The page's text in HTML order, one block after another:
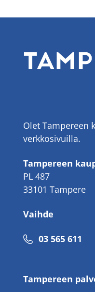
Olet Tampereen
verkkosivuilla.
Tampereen
PL 487
33101 Tampere
Vaihde
03 565 611
Tampereen